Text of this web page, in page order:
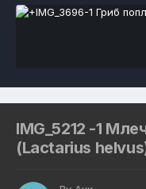
IMG_5212 -1
(Lactarius